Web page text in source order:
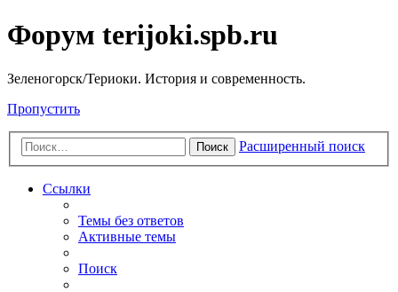
Форум terijoki.spb.ru
Зеленогорск/Териоки. История и современность.
Пропустить
Поиск Расширенный поиск
Ссылки
Темы без ответов
Активные темы
Поиск